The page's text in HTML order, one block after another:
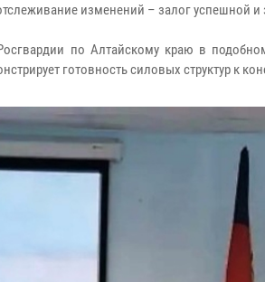
изменений – залог успешной
по Алтайскому краю в
готовность силовых структур к